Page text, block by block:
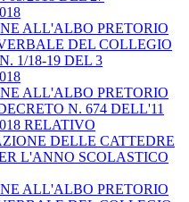
ALL'ALBO PRETORIO
DEL COLLEGIO
1/18-19 DEL 3
ALL'ALBO PRETORIO
N. 674 DELL'11
RELATIVO
DELLE CATTEDRE
L'ANNO SCOLASTICO
ALL'ALBO PRETORIO